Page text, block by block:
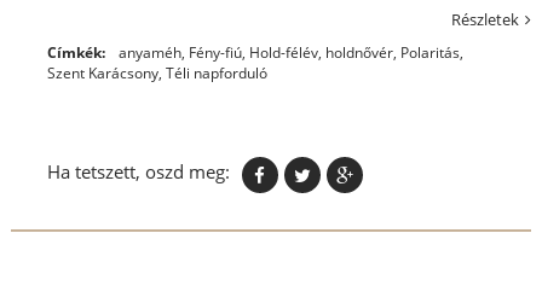
Részletek
Címkék: anyaméh, Fény-fiú, Hold-félév, holdnővér, Polaritás,
Szent Karácsony, Téli napforduló
Ha tetszett, oszd meg: